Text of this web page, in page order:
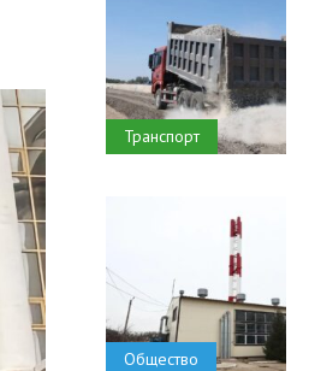
Транспорт
Общество